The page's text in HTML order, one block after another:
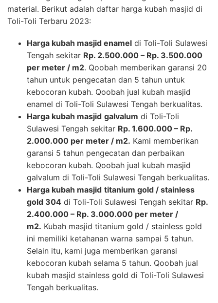
material. Berikut adalah daftar harga kubah masjid di
Toli-Toli Terbaru 2023:
Harga kubah masjid enamel di Toli-Toli Sulawesi
Tengah sekitar Rp. 2.500.000 – Rp. 3.500.000
per meter / m2. Qoobah memberikan garansi 20
tahun untuk pengecatan dan 5 tahun untuk
kebocoran kubah. Qoobah jual kubah masjid
enamel di Toli-Toli Sulawesi Tengah berkualitas.
Harga kubah masjid galvalum di Toli-Toli
Sulawesi Tengah sekitar Rp. 1.600.000 – Rp.
2.000.000 per meter / m2. Kami memberikan
garansi 5 tahun pengecatan dan perbaikan
kebocoran kubah. Qoobah jual kubah masjid
galvalum di Toli-Toli Sulawesi Tengah berkualitas.
Harga kubah masjid titanium gold / stainless
gold 304 di Toli-Toli Sulawesi Tengah sekitar Rp.
2.400.000 – Rp. 3.000.000 per meter /
m2. Kubah masjid titanium gold / stainless gold
ini memiliki ketahanan warna sampai 5 tahun.
Selain itu, kami juga memberikan garansi
kebocoran kubah selama 5 tahun. Qoobah jual
kubah masjid stainless gold di Toli-Toli Sulawesi
Tengah berkualitas.